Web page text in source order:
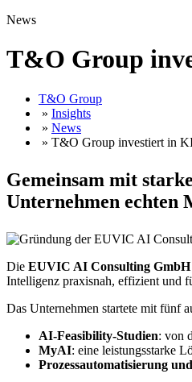
News
T&O Group
T&O Group
» Insights
» News
» T&O Group investiert in
Gemeinsam mit
Unternehmen
Die EUVIC AI Consulting GmbH
Intelligenz praxisnah, effizient und
Das Unternehmen startete mit fünf
AI-Feasibility-Studien: von
MyAI: eine leistungsstarke
Prozessautomatisierung